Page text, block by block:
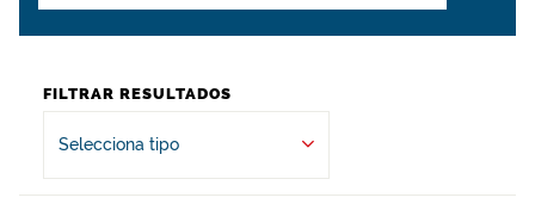
FILTRAR RESULTADOS
Selecciona tipo